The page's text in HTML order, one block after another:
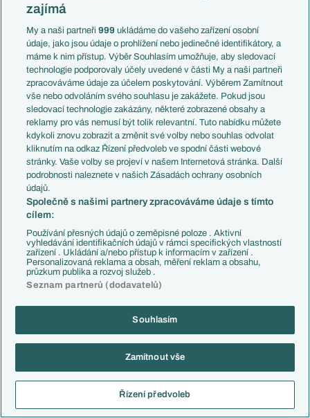
smazaný uživatel
On dal v lize jen 10 gólu? Dcl smutne kdyz mozna třetinu z nich
dal někdy v 17ti za Spartu a ted je mu 30...u nej proste rozhodla
ta hlava, mam jeden zážitek, kdy můj kamarád vyhrál cenu talent
roku ve futsale a nás tom galaveceru byl Zeman vyhlášen
talentem ve fotbale, a kdyz stali v zákulisí s tim mým kamarádem
tak se ho zeman ptal za co to vyhrál, on ze futsal, a Zeman mu na
to dost opovrzene řekl co to jako ma bejt? Ze to ani nezná...to
krásné dokresluje jeho myšlení v te době, v době, kdy jsem v
hattricku četl ze u nej to bude nejspíš Real Madrid jednou...skoda
ho...
Reagovat
PBLead
No já si pamatuju, jak hrál 10 let zpátky v EL proti PSV
Eindhoven. To jsem si fakt myslel, že z něho bude velký hráč.
Bohužel dost polevil a jak vidno ztratil i dost fotbalovosti.
Souhlasím, že je ho docela škoda.
Posledni Kovboj 10.07.2019 13:38
daval druhej gol tusim, po prihravce od Kadlece
Reagovat
zajímá
My a naši partneři999 ukládáme do vašeho zařízení osobní
údaje, jako jsou údaje o prohlížení nebo jedinečné identifikátory, a
máme k nim přístup. Výběr Souhlasím umožňuje, aby sledovací
technologie podporovaly účely uvedené v části My a naši partneři
zpracováváme údaje za účelem poskytování. Výběrem Zamítnout
vše nebo odvoláním svého souhlasu je zakážete. Pokud jsou
sledovací technologie zakázány, některé zobrazené obsahy a
reklamy pro vás nemusí být tolik relevantní. Tuto nabídku můžete
kdykoli znovu zobrazit a změnit své volby nebo souhlas odvolat
kliknutím na odkaz Řízení předvoleb ve spodní části webové
stránky. Vaše volby se projeví v našem Internetová stránka. Další
podrobnosti naleznete v našich Zásadách ochrany osobních
údajů.
Společně s našimi partnery zpracováváme údaje s tímto
cílem:
Používání přesných údajů o zeměpisné poloze . Aktivní
vyhledávání identifikačních údajů v rámci specifických vlastností
zařízení . Ukládání a/nebo přístup k informacím v zařízení .
Personalizovaná reklama a obsah, měření reklam a obsahu,
průzkum publika a rozvoj služeb .
Seznam partnerů (dodavatelů)
Souhlasím
Zamítnout vše
Řízení předvoleb